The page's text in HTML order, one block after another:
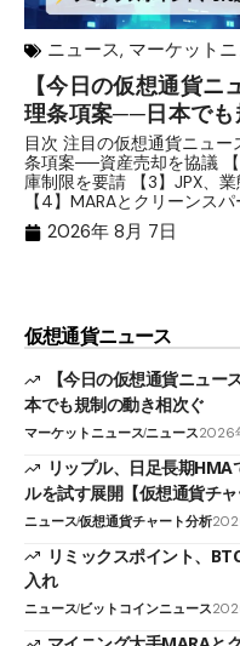
ニュース, マーケット
【今日の仮想通貨
理条項案──日本でも
目次 注目の仮想通貨ニュー
条項案──資産売却を協議
庫制限を要請 【3】JPX、
【4】MARAとクリーンス
2026年 8月 7日
仮想通貨ニュース
【今日の仮想通貨ニュ
本でも規制の動き相次ぐ
マーケットニュースニュース2026
リップル、日足長期
ルを試す展開【仮想通貨チ
ニュース仮想通貨チャート分析
リミックスポイント、
入れ
ニュースビットコインニュース